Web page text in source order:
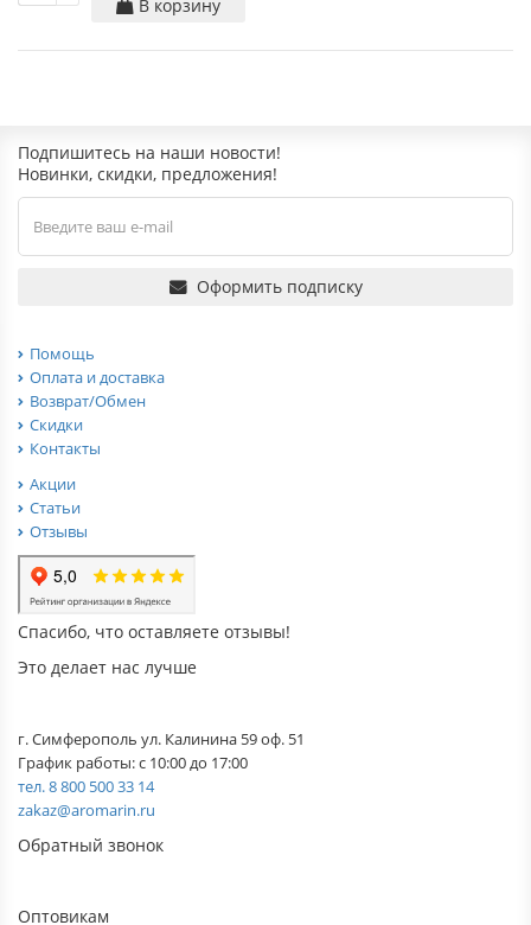
В корзину
Подпишитесь на наши новости!
Новинки, скидки, предложения!
Оформить подписку
Помощь
Оплата и доставка
Возврат/Обмен
Скидки
Контакты
Акции
Статьи
Отзывы
Спасибо, что оставляете отзывы!
Это делает нас лучше
г. Симферополь ул. Калинина 59 оф. 51
График работы: с 10:00 до 17:00
тел. 8 800 500 33 14
zakaz@aromarin.ru
Обратный звонок
Оптовикам